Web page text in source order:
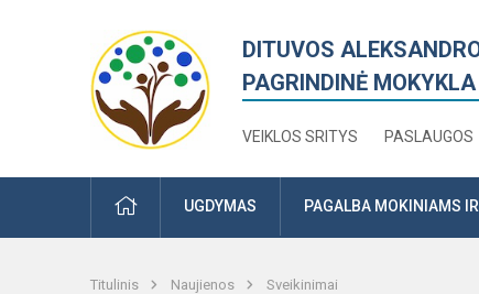
DITUVOS
PAGRINDINĖ MOKYKLA
VEIKLOS SRITYS PASLAUGOS
PRADŽIAUGDYMAS PAGALBA MOKINIAMS
Titulinis Naujienos Sveikinimai